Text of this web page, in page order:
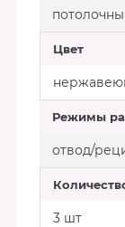
Цвет
Режимы
отвод/
3 шт